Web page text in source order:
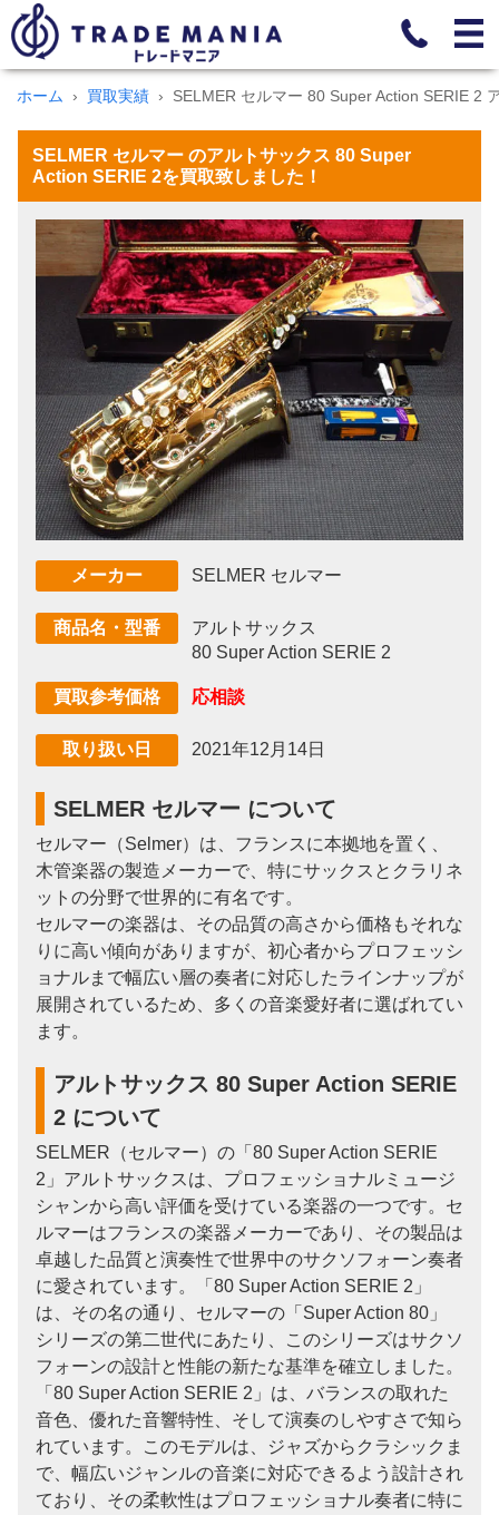
ホーム 買取実績 SELMER セルマー 80 Super Action SERIE 2
SELMER セルマー のアルトサックス 80 Super
Action SERIE 2を買取致しました！
メーカー SELMER セルマー
商品名・型番
アルトサックス
80 Super Action SERIE 2
買取参考価格 応相談
取り扱い日 2021年12月14日
SELMER セルマー について
セルマー（Selmer）は、フランスに本拠地を置く、
木管楽器の製造メーカーで、特にサックスとクラリネ
ットの分野で世界的に有名です。
セルマーの楽器は、その品質の高さから価格もそれな
りに高い傾向がありますが、初心者からプロフェッシ
ョナルまで幅広い層の奏者に対応したラインナップが
展開されているため、多くの音楽愛好者に選ばれてい
ます。
アルトサックス 80 Super Action SERIE
2 について
SELMER（セルマー）の「80 Super Action SERIE
2」アルトサックスは、プロフェッショナルミュージ
シャンから高い評価を受けている楽器の一つです。セ
ルマーはフランスの楽器メーカーであり、その製品は
卓越した品質と演奏性で世界中のサクソフォーン奏者
に愛されています。「80 Super Action SERIE 2」
は、その名の通り、セルマーの「Super Action 80」
シリーズの第二世代にあたり、このシリーズはサクソ
フォーンの設計と性能の新たな基準を確立しました。
「80 Super Action SERIE 2」は、バランスの取れた
音色、優れた音響特性、そして演奏のしやすさで知ら
れています。このモデルは、ジャズからクラシックま
で、幅広いジャンルの音楽に対応できるよう設計され
ており、その柔軟性はプロフェッショナル奏者に特に